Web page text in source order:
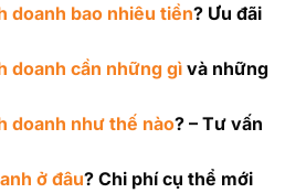
doanh bao nhiêu tiền? Ưu đãi
doanh cần những gì và những
doanh như thế nào? – Tư vấn
ở đâu? Chi phí cụ thể mới